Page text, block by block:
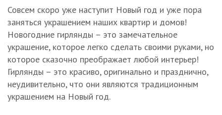
Совсем скоро уже наступит Новый год и уже пора
заняться украшением наших квартир и домов!
Новогодние гирлянды – это замечательное
украшение, которое легко сделать своими руками, но
которое сказочно преображает любой интерьер!
Гирлянды – это красиво, оригинально и празднично,
неудивительно, что они являются традиционным
украшением на Новый год.